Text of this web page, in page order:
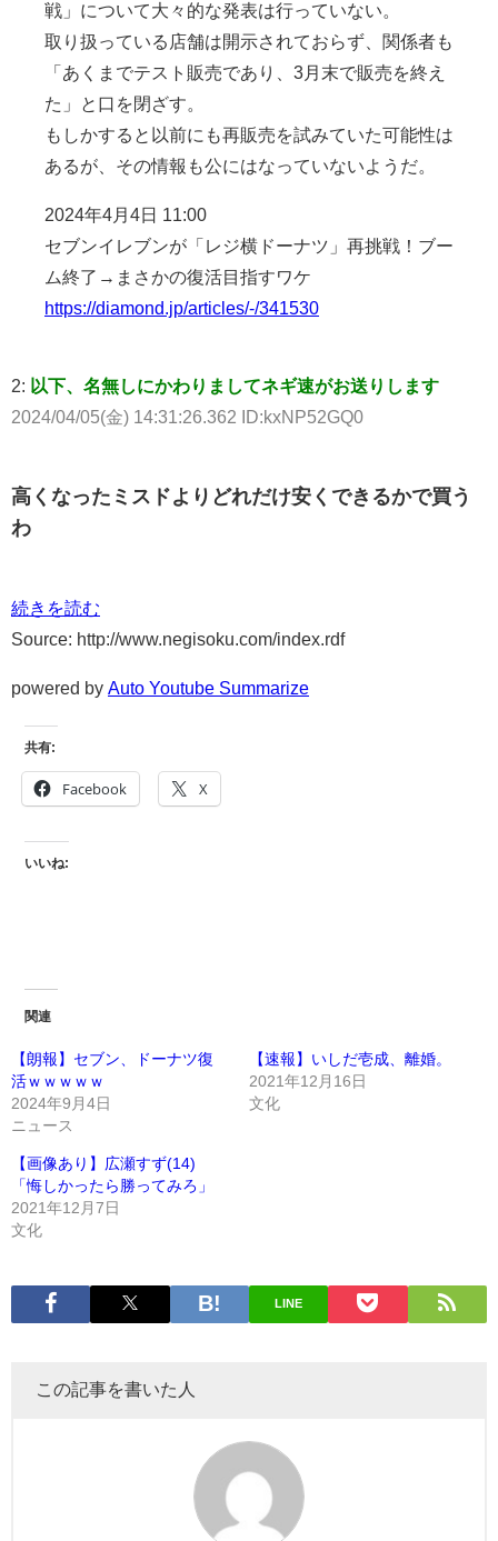
戦」について大々的な発表は行っていない。
取り扱っている店舗は開示されておらず、関係者も
「あくまでテスト販売であり、3月末で販売を終え
た」と口を閉ざす。
もしかすると以前にも再販売を試みていた可能性は
あるが、その情報も公にはなっていないようだ。
2024年4月4日 11:00
セブンイレブンが「レジ横ドーナツ」再挑戦！ブー
ム終了→まさかの復活目指すワケ
https://diamond.jp/articles/-/341530
2: 以下、名無しにかわりましてネギ速がお送りします
2024/04/05(金) 14:31:26.362 ID:kxNP52GQ0
高くなったミスドよりどれだけ安くできるかで買う
わ
続きを読む
Source: http://www.negisoku.com/index.rdf
powered by Auto Youtube Summarize
共有:
Facebook X
いいね:
関連
【朗報】セブン、ドーナツ復
活ｗｗｗｗｗ
2024年9月4日
ニュース
【速報】いしだ壱成、離婚。
2021年12月16日
文化
【画像あり】広瀬すず(14)
「悔しかったら勝ってみろ」
2021年12月7日
文化
LINE
この記事を書いた人